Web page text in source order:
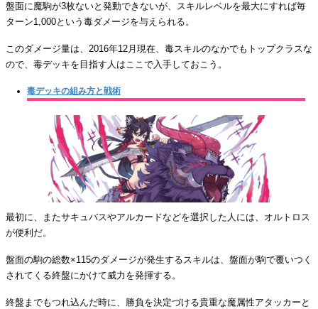
盤面に魔駒が3枚ないと発動できないが、スキルレベルを最大にすれば毎
ターン1,000という毒ダメージを与えられる。
このダメージ量は、2016年12月現在、毒スキルのなかでもトップクラスな
ので、毒デッキを目指す人はここで入手しておこう。
毒デッキの組み方と戦術
最初に、またサキュバスやアルカードなどを選択した人には、オルトロス
が便利だ。
盤面の駒の総数×115のダメージが発生するスキルは、盤面が駒で覆いつく
されてくる終盤にかけて威力を発揮する。
終盤までもつれ込んだ時に、勝負を決定づける貴重な魔属性アタッカーと